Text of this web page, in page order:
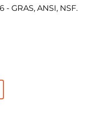
- GRAS, ANSI, NSF.